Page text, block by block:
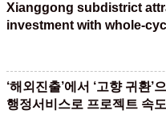
Xianggong subdistrict
investment with whole-
‘해외진출’에서 ‘고향 귀환
행정서비스로 프로젝트 속